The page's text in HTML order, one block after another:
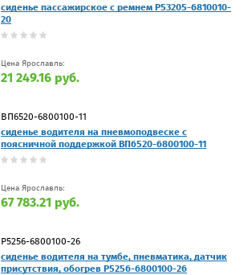
сиденье пассажирское с ремнем Р53205-6810010-
20
Цена Ярославль:
21 249.16 руб.
ВП6520-6800100-11
сиденье водителя на пневмоподвеске с
поясничной поддержкой ВП6520-6800100-11
Цена Ярославль:
67 783.21 руб.
Р5256-6800100-26
сиденье водителя на тумбе, пневматика, датчик
присутствия, обогрев Р5256-6800100-26